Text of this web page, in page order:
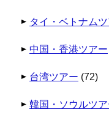
タイ・ベトナム
中国・香港ツアー
台湾ツアー (72)
韓国・ソウルツア